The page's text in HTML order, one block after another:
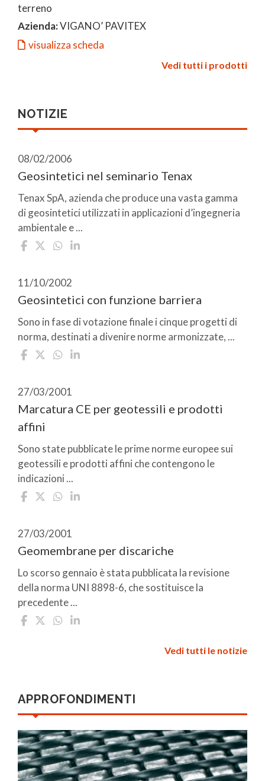
terreno
Azienda:VIGANO’ PAVITEX
visualizza scheda
Vedi tutti i prodotti
NOTIZIE
08/02/2006
Geosintetici nel seminario Tenax
Tenax SpA, azienda che produce una vasta gamma
di geosintetici utilizzati in applicazioni d’ingegneria
ambientale e ...
11/10/2002
Geosintetici con funzione barriera
Sono in fase di votazione finale i cinque progetti di
norma, destinati a divenire norme armonizzate, ...
27/03/2001
Marcatura CE per geotessili e prodotti
affini
Sono state pubblicate le prime norme europee sui
geotessili e prodotti affini che contengono le
indicazioni ...
27/03/2001
Geomembrane per discariche
Lo scorso gennaio è stata pubblicata la revisione
della norma UNI 8898-6, che sostituisce la
precedente ...
Vedi tutti le notizie
APPROFONDIMENTI